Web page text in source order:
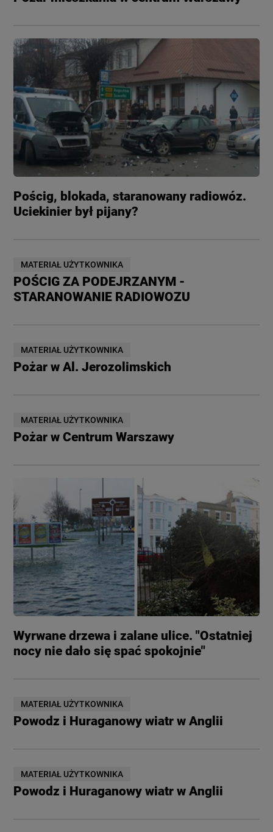
Pościg, blokada, staranowany radiowóz.
Uciekinier był pijany?
MATERIAŁ UŻYTKOWNIKA
POŚCIG ZA PODEJRZANYM -
STARANOWANIE RADIOWOZU
MATERIAŁ UŻYTKOWNIKA
Pożar w Al. Jerozolimskich
MATERIAŁ UŻYTKOWNIKA
Pożar w Centrum Warszawy
Wyrwane drzewa i zalane ulice. "Ostatniej
nocy nie dało się spać spokojnie"
MATERIAŁ UŻYTKOWNIKA
Powodz i Huraganowy wiatr w Anglii
MATERIAŁ UŻYTKOWNIKA
Powodz i Huraganowy wiatr w Anglii